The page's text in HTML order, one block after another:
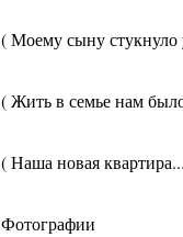
( Моему сыну стукнуло
( Жить в семье нам
( Наша новая
Фотографии